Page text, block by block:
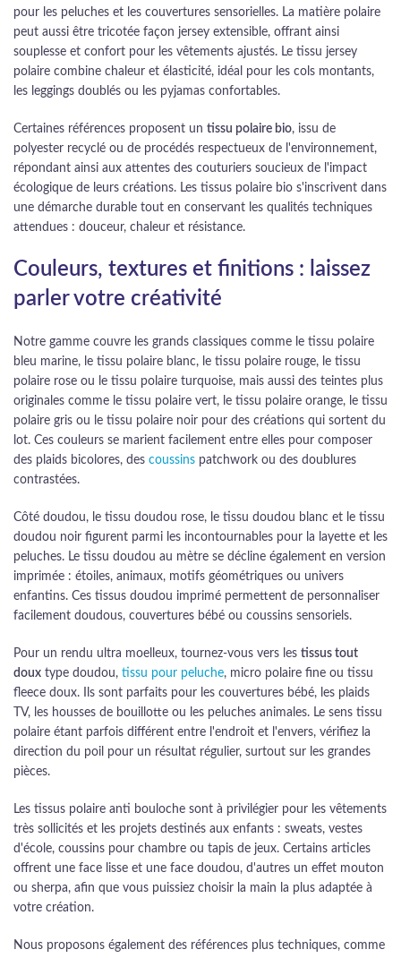
pour les peluches et les couvertures sensorielles. La matière polaire
peut aussi être tricotée façon jersey extensible, offrant ainsi
souplesse et confort pour les vêtements ajustés. Le tissu jersey
polaire combine chaleur et élasticité, idéal pour les cols montants,
les leggings doublés ou les pyjamas confortables.
Certaines références proposent un tissu polaire bio, issu de
polyester recyclé ou de procédés respectueux de l'environnement,
répondant ainsi aux attentes des couturiers soucieux de l'impact
écologique de leurs créations. Les tissus polaire bio s'inscrivent dans
une démarche durable tout en conservant les qualités techniques
attendues : douceur, chaleur et résistance.
Couleurs, textures et finitions : laissez
parler votre créativité
Notre gamme couvre les grands classiques comme le tissu polaire
bleu marine, le tissu polaire blanc, le tissu polaire rouge, le tissu
polaire rose ou le tissu polaire turquoise, mais aussi des teintes plus
originales comme le tissu polaire vert, le tissu polaire orange, le tissu
polaire gris ou le tissu polaire noir pour des créations qui sortent du
lot. Ces couleurs se marient facilement entre elles pour composer
des plaids bicolores, des coussins patchwork ou des doublures
contrastées.
Côté doudou, le tissu doudou rose, le tissu doudou blanc et le tissu
doudou noir figurent parmi les incontournables pour la layette et les
peluches. Le tissu doudou au mètre se décline également en version
imprimée : étoiles, animaux, motifs géométriques ou univers
enfantins. Ces tissus doudou imprimé permettent de personnaliser
facilement doudous, couvertures bébé ou coussins sensoriels.
Pour un rendu ultra moelleux, tournez-vous vers les tissus tout
doux type doudou, tissu pour peluche, micro polaire fine ou tissu
fleece doux. Ils sont parfaits pour les couvertures bébé, les plaids
TV, les housses de bouillotte ou les peluches animales. Le sens tissu
polaire étant parfois différent entre l'endroit et l'envers, vérifiez la
direction du poil pour un résultat régulier, surtout sur les grandes
pièces.
Les tissus polaire anti bouloche sont à privilégier pour les vêtements
très sollicités et les projets destinés aux enfants : sweats, vestes
d'école, coussins pour chambre ou tapis de jeux. Certains articles
offrent une face lisse et une face doudou, d'autres un effet mouton
ou sherpa, afin que vous puissiez choisir la main la plus adaptée à
votre création.
Nous proposons également des références plus techniques, comme